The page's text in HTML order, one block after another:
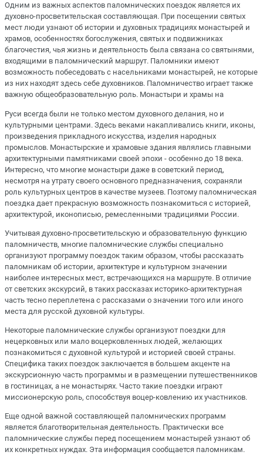
Одним из важных аспектов паломнических поездок является их
духовно-просветительская составляющая. При посещении святых
мест люди узнают об истории и духовных традициях монастырей и
храмов, особенностях богослужения, святых и подвижниках
благочестия, чья жизнь и деятельность была связана со святынями,
входящими в паломнический маршрут. Паломники имеют
возможность побеседовать с насельниками монастырей, не которые
из них находят здесь себе духовников. Паломничество играет также
важную общеобразовательную роль. Монастыри и храмы на
Руси всегда были не только местом духовного делания, но и
культурными центрами. Здесь веками накапливались книги, иконы,
произведения прикладного искусства, изделия народных
промыслов. Монастырские и храмовые здания являлись главными
архитектурными памятниками своей эпохи - особенно до 18 века.
Интересно, что многие монастыри даже в советский период,
несмотря на утрату своего основного предназначения, сохраняли
роль культурных центров в качестве музеев. Поэтому паломническая
поездка дает прекрасную возможность познакомиться с историей,
архитектурой, иконописью, ремесленными традициями России.
Учитывая духовно-просветительскую и образовательную функцию
паломничеств, многие паломнические службы специально
организуют программу поездок таким образом, чтобы рассказать
паломникам об истории, архитектуре и культурном значении
наиболее интересных мест, встречающихся на маршруте. В отличие
от светских экскурсий, в таких рассказах историко-архитектурная
часть тесно переплетена с рассказами о значении того или иного
места для русской духовной культуры.
Некоторые паломнические службы организуют поездки для
нецерковных или мало воцерковленных людей, желающих
познакомиться с духовной культурой и историей своей страны.
Специфика таких поездок заключается в большем акценте на
экскурсионную часть программы и в размещении путешественников
в гостиницах, а не монастырях. Часто такие поездки играют
миссионерскую роль, способствуя воцер-ковлению их участников.
Еще одной важной составляющей паломнических программ
является благотворительная деятельность. Практически все
паломнические службы перед посещением монастырей узнают об
их конкретных нуждах. Эта информация сообщается паломникам.